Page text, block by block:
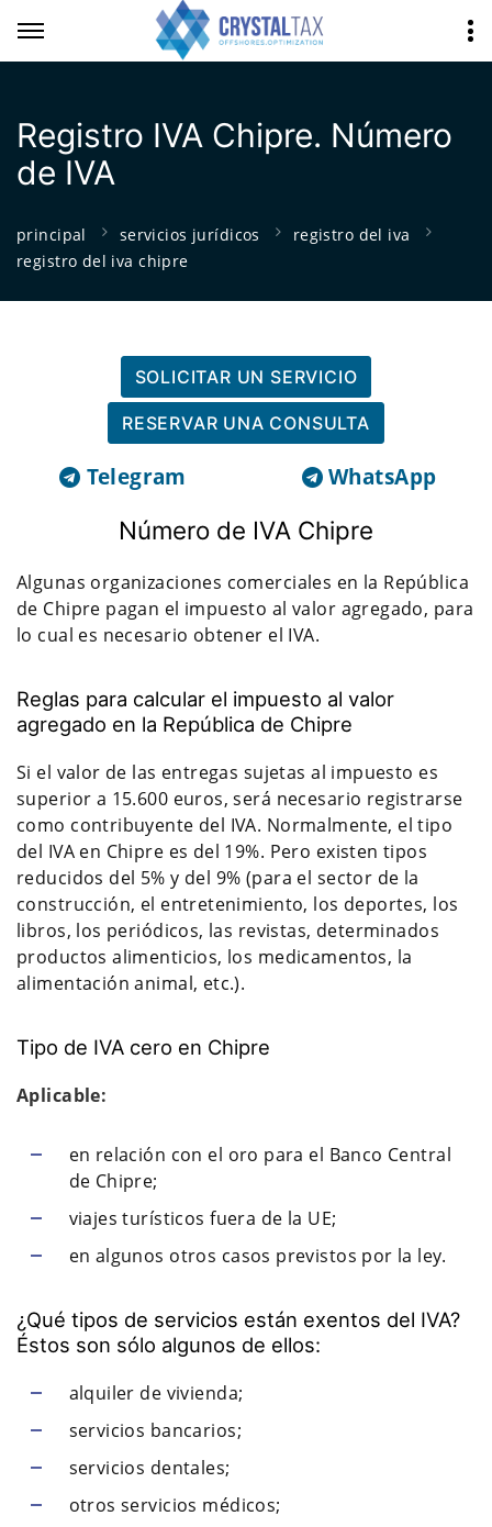
Registro IVA Chipre. Número
de IVA
principal servicios jurídicos
registro del iva
registro del iva chipre
SOLICITAR UN SERVICIO
RESERVAR UNA CONSULTA
Telegram WhatsApp
Número de IVA Chipre
Algunas organizaciones comerciales en la República
de Chipre pagan el impuesto al valor agregado, para
lo cual es necesario obtener el IVA.
Reglas para calcular el impuesto al valor
agregado en la República de Chipre
Si el valor de las entregas sujetas al impuesto es
superior a 15.600 euros, será necesario registrarse
como contribuyente del IVA. Normalmente, el tipo
del IVA en Chipre es del 19%. Pero existen tipos
reducidos del 5% y del 9% (para el sector de la
construcción, el entretenimiento, los deportes, los
libros, los periódicos, las revistas, determinados
productos alimenticios, los medicamentos, la
alimentación animal, etc.).
Tipo de IVA cero en Chipre
Aplicable:
en relación con el oro para el Banco Central
de Chipre;
viajes turísticos fuera de la UE;
en algunos otros casos previstos por la ley.
¿Qué tipos de servicios están exentos del IVA?
Éstos son sólo algunos de ellos:
alquiler de vivienda;
servicios bancarios;
servicios dentales;
otros servicios médicos;